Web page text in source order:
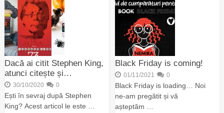
Dacă ai citit Stephen King,
atunci citește și…
30/10/2020 0
Ești în sevraj după Stephen
King? Acest articol le este …
Black Friday is coming!
01/11/2021 0
Black Friday is loading… Noi
ne-am pregătit și vă
așteptăm …